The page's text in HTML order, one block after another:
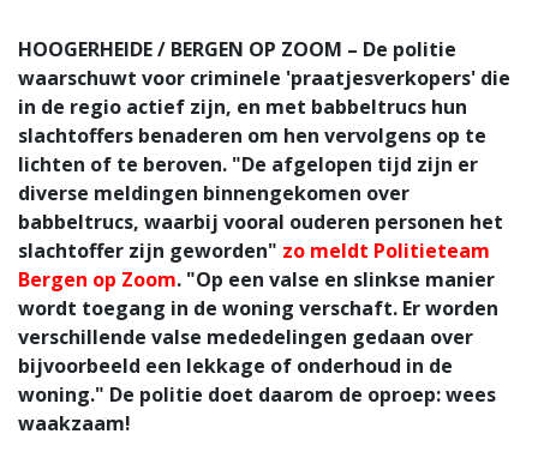
HOOGERHEIDE / BERGEN OP ZOOM – De politie
waarschuwt voor criminele 'praatjesverkopers' die
in de regio actief zijn, en met babbeltrucs hun
slachtoffers benaderen om hen vervolgens op te
lichten of te beroven. "De afgelopen tijd zijn er
diverse meldingen binnengekomen over
babbeltrucs, waarbij vooral ouderen personen het
slachtoffer zijn geworden" zo meldt Politieteam
Bergen op Zoom. "Op een valse en slinkse manier
wordt toegang in de woning verschaft. Er worden
verschillende valse mededelingen gedaan over
bijvoorbeeld een lekkage of onderhoud in de
woning." De politie doet daarom de oproep: wees
waakzaam!